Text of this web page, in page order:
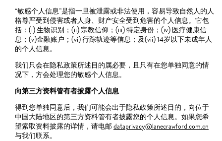
“敏感个人信息”是指一旦被泄露或非法使用，容易导致自然人的人
格尊严受到侵害或者人身、财产安全受到危害的个人信息。它包
括：(i) 生物识别；(ii) 宗教信仰；(iii) 特定身份；(iv) 医疗健康信
息；(v)金融账户；(vi) 行踪轨迹等信息；及(vii) 14岁以下未成年人
的个人信息。
我们只会在隐私政策所述目的属必要，且只有在您单独同意的情
况下，方会处理您的敏感个人信息。
向第三方资料管有者披露个人信息
得到您单独同意后，我们可能会出于隐私政策所述目的，向位于
中国大陆地区的第三方资料管有者披露您的个人信息。如果您希
望索取资料披露的详情，请电邮dataprivacy@lanecrawford.com.cn
与我们联系。